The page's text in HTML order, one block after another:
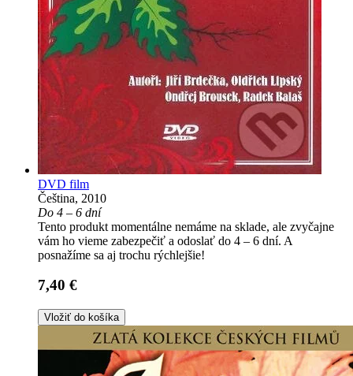
DVD film
Čeština, 2010
Do 4 – 6 dní
Tento produkt momentálne nemáme na sklade, ale zvyčajne
vám ho vieme zabezpečiť a odoslať do 4 – 6 dní. A
posnažíme sa aj trochu rýchlejšie!
7,40 €
Vložiť do košíka